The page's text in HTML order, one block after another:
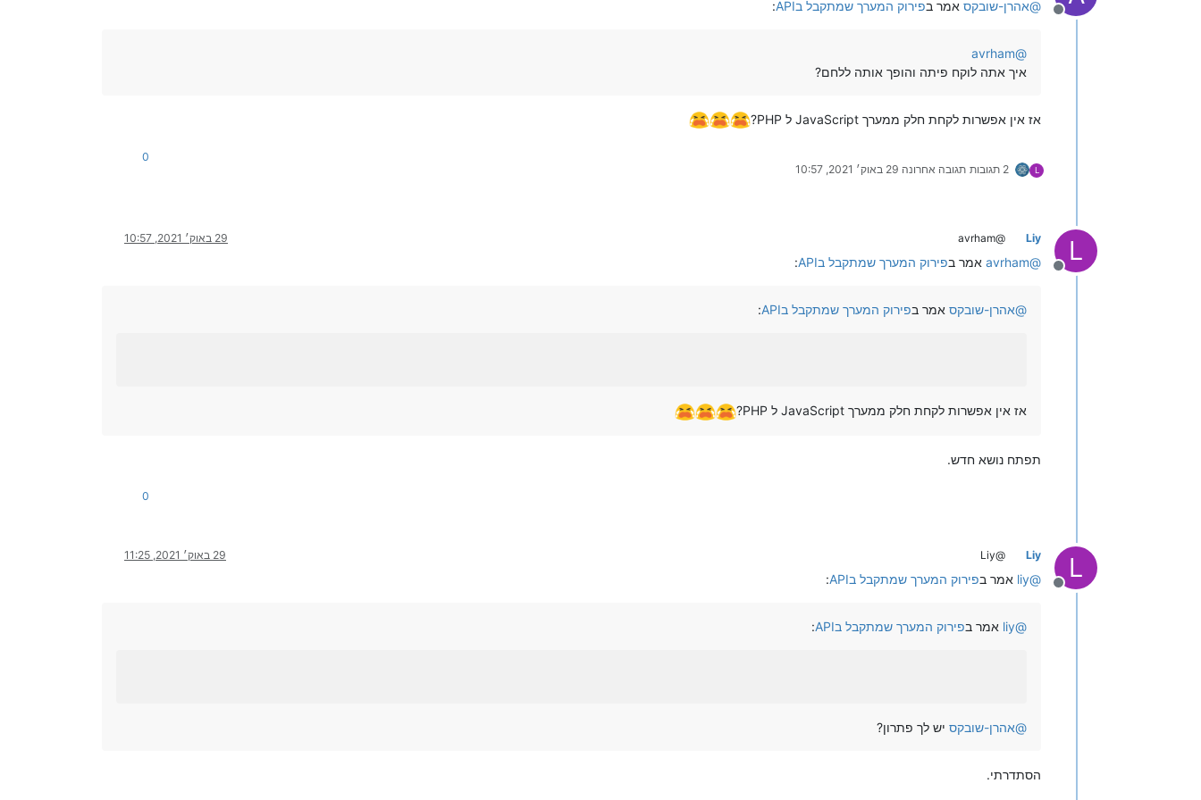
מנותק
@אהרן-שובקס אמר בפירוק המערך שמתקבל בAPI :
@
avrham
איך אתה לוקח פיתה והופך אותה ללחם?
אז אין אפשרות לקחת חלק ממערך JavaScript ל PHP?
L 2 תגובות תגובה אחרונה 29 באוק׳ 2021, 10:57
0
L
מנותק
Liy
@avrham 29 באוק׳ 2021, 10:57
@
avrham אמר בפירוק המערך שמתקבל בAPI :
@אהרן-שובקס אמר בפירוק המערך שמתקבל בAPI :
אז אין אפשרות לקחת חלק ממערך JavaScript ל PHP?
תפתח נושא חדש.
0
L
מנותק
Liy
@Liy 29 באוק׳ 2021, 11:25
@
liy אמר בפירוק המערך שמתקבל בAPI :
@
liy אמר בפירוק המערך שמתקבל בAPI :
@אהרן-שובקס יש לך פתרון?
הסתדרתי.